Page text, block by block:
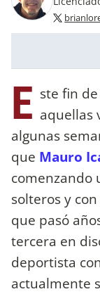
E ste fin
aquellas
algunas
que Mauro
comenzando
solteros y
que pasó
tercera en
deportista con
actualmente